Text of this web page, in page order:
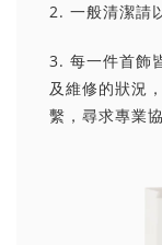
2. 一般清潔請
3. 每一件首飾
及維修的狀況
繫，尋求專業協